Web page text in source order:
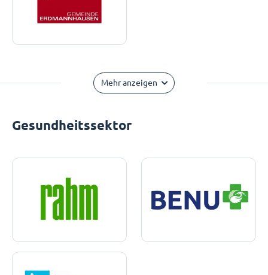
Mehr anzeigen
Gesundheitssektor